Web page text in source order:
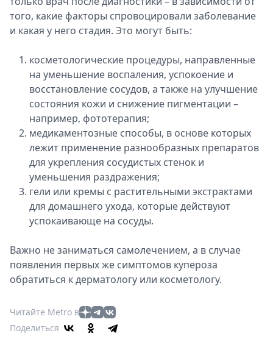
того, какие факторы спровоцировали заболевание
и какая у него стадия. Это могут быть:
косметологические процедуры, направленные
на уменьшение воспаления, успокоение и
восстановление сосудов, а также на улучшение
состояния кожи и снижение пигментации –
например, фототерапия;
медикаментозные способы, в основе которых
лежит применение разнообразных препаратов
для укрепления сосудистых стенок и
уменьшения раздражения;
гели или кремы с растительными экстрактами
для домашнего ухода, которые действуют
успокаивающе на сосуды.
Важно не заниматься самолечением, а в случае
появления первых же симптомов купероза
обратиться к дерматологу или косметологу.
Читайте Metro в
Поделиться